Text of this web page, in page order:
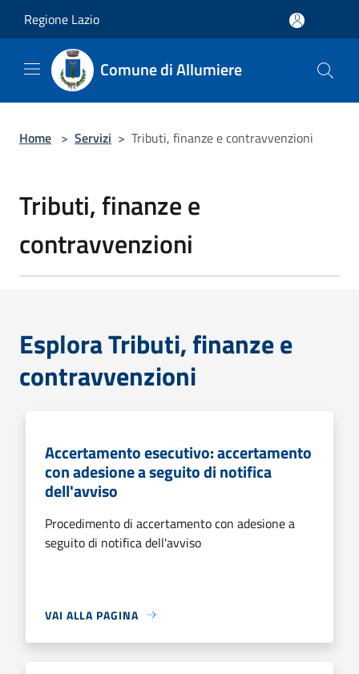
Regione Lazio
Comune di Allumiere
Home > Servizi > Tributi, finanze e contravvenzioni
Tributi, finanze e
contravvenzioni
Esplora Tributi, finanze e
contravvenzioni
Accertamento esecutivo: accertamento
con adesione a seguito di notifica
dell'avviso
Procedimento di accertamento con adesione a
seguito di notifica dell'avviso
VAI ALLA PAGINA